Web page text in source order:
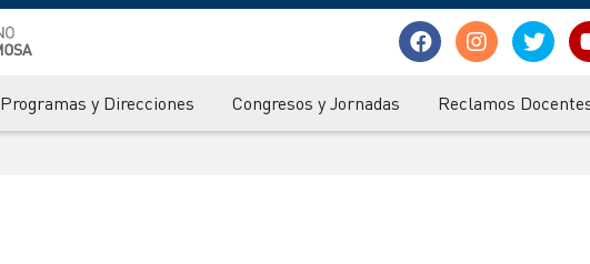
Programas y Direcciones Congresos y Jornadas Reclamos